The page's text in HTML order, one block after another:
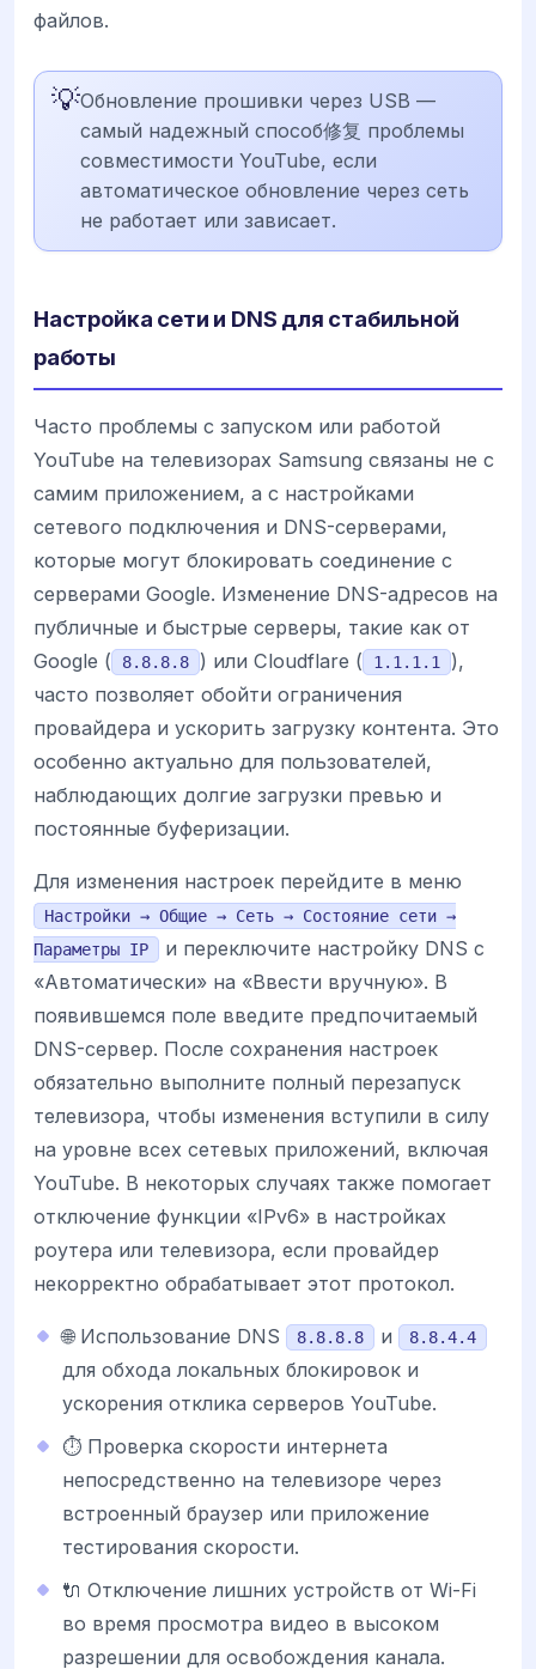
файлов.
💡Обновление прошивки через USB —
самый надежный способ修复 проблемы
совместимости YouTube, если
автоматическое обновление через сеть
не работает или зависает.
Настройка сети и DNS для стабильной
работы
Часто проблемы с запуском или работой
YouTube на телевизорах Samsung связаны не с
самим приложением, а с настройками
сетевого подключения и DNS-серверами,
которые могут блокировать соединение с
серверами Google. Изменение DNS-адресов на
публичные и быстрые серверы, такие как от
Google (
8.8.8.8 ) или Cloudflare ( 1.1.1.1
),
часто позволяет обойти ограничения
провайдера и ускорить загрузку контента. Это
особенно актуально для пользователей,
наблюдающих долгие загрузки превью и
постоянные буферизации.
Для изменения настроек перейдите в меню
Настройки → Общие → Сеть → Состояние сети →
Параметры IP
и переключите настройку DNS с
«Автоматически» на «Ввести вручную». В
появившемся поле введите предпочитаемый
DNS-сервер. После сохранения настроек
обязательно выполните полный перезапуск
телевизора, чтобы изменения вступили в силу
на уровне всех сетевых приложений, включая
YouTube. В некоторых случаях также помогает
отключение функции «IPv6» в настройках
роутера или телевизора, если провайдер
некорректно обрабатывает этот протокол.
🌐 Использование DNS 8.8.8.8 и 8.8.4.4
для обхода локальных блокировок и
ускорения отклика серверов YouTube.
⏱️ Проверка скорости интернета
непосредственно на телевизоре через
встроенный браузер или приложение
тестирования скорости.
🔌 Отключение лишних устройств от Wi-Fi
во время просмотра видео в высоком
разрешении для освобождения канала.